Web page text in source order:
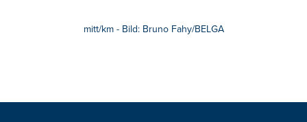
mitt/km - Bild: Bruno Fahy/BELGA